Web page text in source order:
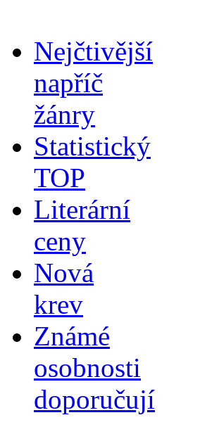
Nejčtivější
napříč
žánry
Statistický
TOP
Literární
ceny
Nová
krev
Známé
osobnosti
doporučují